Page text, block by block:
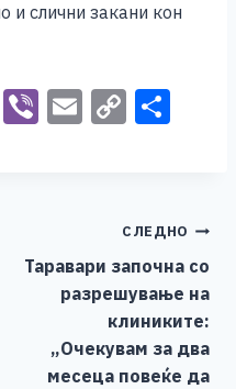
и слични закани кон
W Vi E C
Li
n
k
СЛЕДНО
Таравари започна со
разрешување на
клиниките:
„Очекувам за два
месецa повеќе да